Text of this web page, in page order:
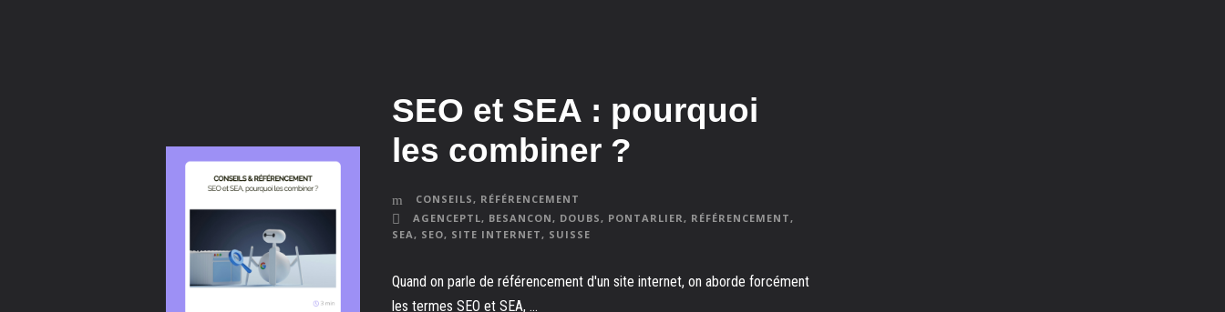
SEO et SEA : pourquoi
les combiner ?
CONSEILS, RÉFÉRENCEMENT
AGENCEPTL, BESANCON, DOUBS, PONTARLIER, RÉFÉRENCEMENT,
SEA, SEO, SITE INTERNET, SUISSE
Quand on parle de référencement d'un site internet, on aborde forcément
les termes SEO et SEA, ...